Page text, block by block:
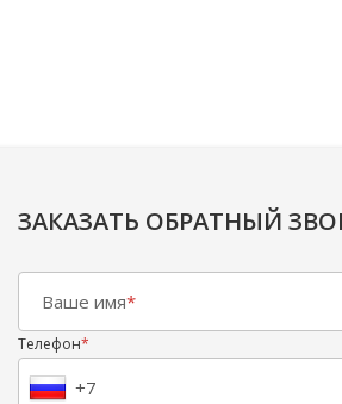
ЗАКАЗАТЬ ОБРАТНЫЙ
Ваше имя*
Телефон*